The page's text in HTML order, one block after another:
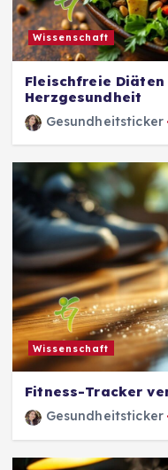
Wissenschaft
Fleischfreie
Herzgesundheit
Gesundheitsticker
Wissenschaft
Fitness-Tracker
Gesundheitsticker